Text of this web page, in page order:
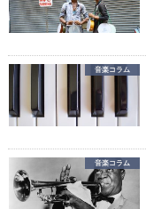
音楽コラム
音楽コラム